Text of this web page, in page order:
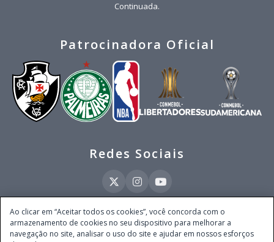
Continuada.
Patrocinadora Oficial
Redes Sociais
Este site é operado pela Ventmear Brasil LTDA (CNPJ 52.868.380/0001-84), com
endereço na Avenida Brigadeiro Faria Lima, nº 4.055, 3º andar, Itaim Bibi, no
Ao clicar em “Aceitar todos os cookies”, você concorda com o
armazenamento de cookies no seu dispositivo para melhorar a
navegação no site, analisar o uso do site e ajudar em nossos esforços